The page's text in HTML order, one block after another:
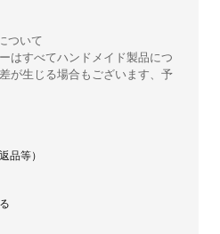
ついて
はすべてハンドメイド製品につ
が生じる場合もございます、予
品等）